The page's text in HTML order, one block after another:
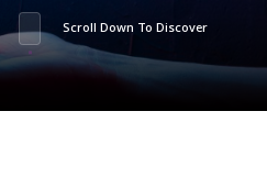
Scroll Down To Discover